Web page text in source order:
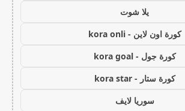
يلا شوت
كورة اون لاين - kora onli
كورة جول - kora goal
كورة ستار - kora star
سوريا لايف